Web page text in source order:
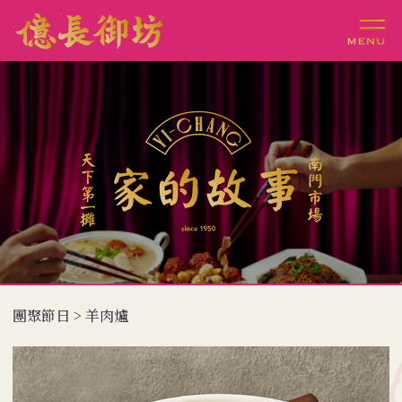
團聚節日 > 羊肉爐